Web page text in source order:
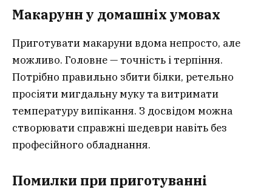
Макарунн у домашніх умовах
Приготувати макаруни вдома непросто, але
можливо. Головне — точність і терпіння.
Потрібно правильно збити білки, ретельно
просіяти мигдальну муку та витримати
температуру випікання. З досвідом можна
створювати справжні шедеври навіть без
професійного обладнання.
Помилки при приготуванні